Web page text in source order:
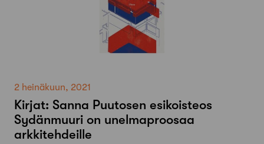
2 heinäkuun, 2021
Kirjat: Sanna Puutosen esikoisteos
Sydänmuuri on unelmaproosaa
arkkitehdeille